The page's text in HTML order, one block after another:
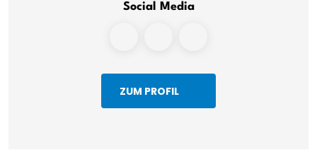
Social Media
ZUM PROFIL